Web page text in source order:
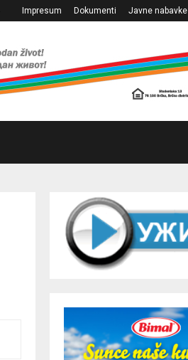
Impresum Dokumenti Javne nabavke